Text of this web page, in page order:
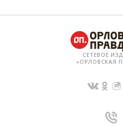
СЕТЕВОЕ
«ОРЛОВСКАЯ